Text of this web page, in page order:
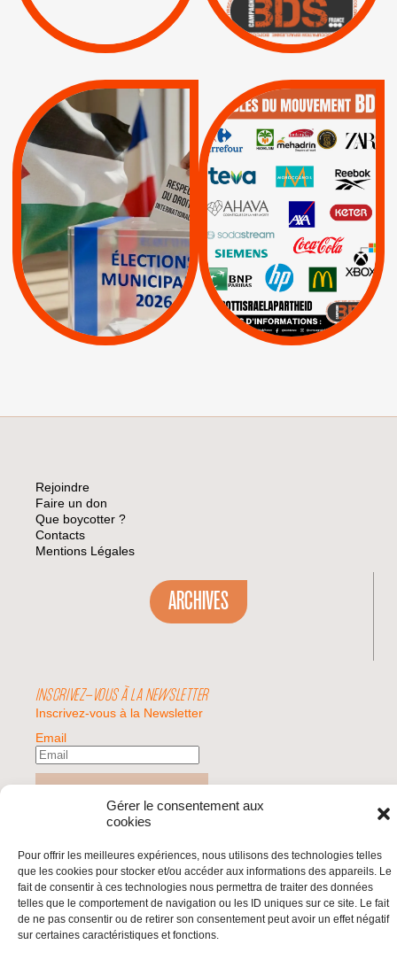
Gérer le consentement aux
cookies
Pour offrir les meilleures expériences, nous utilisons des technologies telles
que les cookies pour stocker et/ou accéder aux informations des appareils. Le
fait de consentir à ces technologies nous permettra de traiter des données
telles que le comportement de navigation ou les ID uniques sur ce site. Le fait
de ne pas consentir ou de retirer son consentement peut avoir un effet négatif
sur certaines caractéristiques et fonctions.
| Actus Pétitions
Lettres d'interpellation
MUNICIPALES 2026 :
JE VOTE POUR LE
RESPECT DU DROIT
INTERNATIONAL EN
PALESTINE
APPELS | Actus |
Espaces Sans
Apartheid
| Lettres d'interpellation
Pétitions
QUE BOYCOTTER ?
BOYCOTT /
AXA BNP | CAF |
Carrefour | HP |
Keter |
Livres et brochures |
Mehadrin | PUMA
Sodastream |
Visuels, tracts,
affiches,...
Rejoindre
Faire un don
Que boycotter ?
Contacts
Mentions Légales
ARCHIVES
INSCRIVEZ-VOUS À LA NEWSLETTER
Inscrivez-vous à la Newsletter
Email
Valider
© 2026 | BDS France | Boycott Désinvestissement Sanctions, la réponse
citoyenne et non-violente à l'impunité d'Israël |